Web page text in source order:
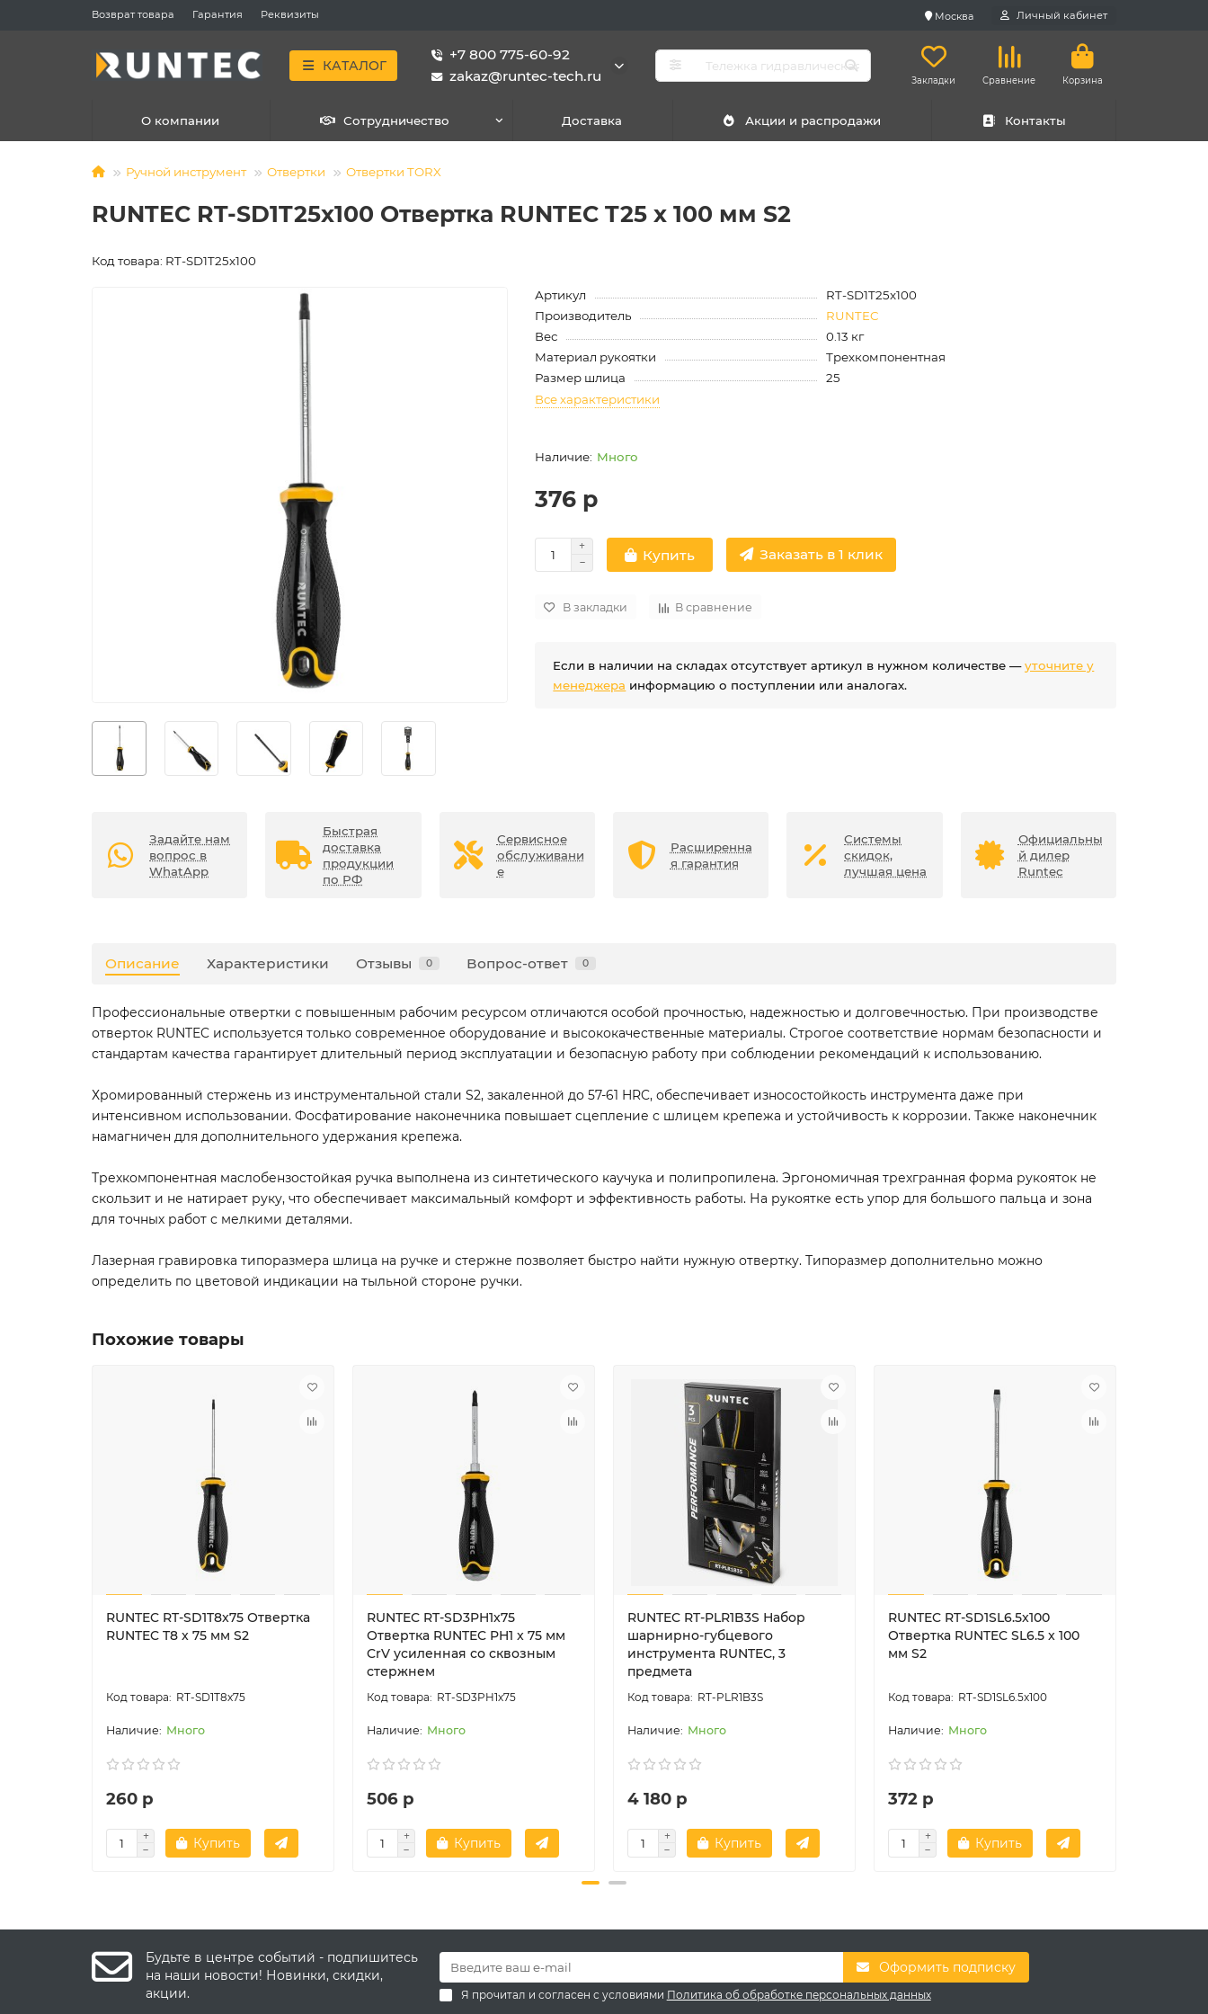
Возврат товара Гарантия Реквизиты Москва Личный кабинет
КАТАЛОГ
+7 800 775-60-92
zakaz@runtec-tech.ru
Закладки Сравнение Корзина
О компании Сотрудничество Доставка Акции и распродажи Контакты
Ручной инструмент Отвертки Отвертки TORX
RUNTEC RT-SD1T25x100 Отвертка RUNTEC T25 x 100 мм S2
Код товара: RT-SD1T25x100
Артикул
RT-SD1T25x100
Производитель
RUNTEC
Вес
0.13 кг
Материал рукоятки
Трехкомпонентная
Размер шлица
25
Все характеристики
Много
376 р
Купить Заказать в 1 клик
В закладки В сравнение
Если в наличии на складах отсутствует артикул в нужном количестве —уточните у
менеджера информацию о поступлении или аналогах.
Задайте нам
вопрос в
WhatApp
Быстрая
доставка
продукции
по РФ
Сервисное
обслуживани
е
Расширенна
я гарантия
Системы
скидок,
лучшая цена
Официальны
й дилер
Runtec
Описание Характеристики Отзывы 0 Вопрос-ответ 0
Профессиональные отвертки с повышенным рабочим ресурсом отличаются особой прочностью, надежностью и долговечностью. При производстве
отверток RUNTEC используется только современное оборудование и высококачественные материалы. Строгое соответствие нормам безопасности и
стандартам качества гарантирует длительный период эксплуатации и безопасную работу при соблюдении рекомендаций к использованию.
Хромированный стержень из инструментальной стали S2, закаленной до 57-61 HRC, обеспечивает износостойкость инструмента даже при
интенсивном использовании. Фосфатирование наконечника повышает сцепление с шлицем крепежа и устойчивость к коррозии. Также наконечник
намагничен для дополнительного удержания крепежа.
Трехкомпонентная маслобензостойкая ручка выполнена из синтетического каучука и полипропилена. Эргономичная трехгранная форма рукояток не
скользит и не натирает руку, что обеспечивает максимальный комфорт и эффективность работы. На рукоятке есть упор для большого пальца и зона
для точных работ с мелкими деталями.
Лазерная гравировка типоразмера шлица на ручке и стержне позволяет быстро найти нужную отвертку. Типоразмер дополнительно можно
определить по цветовой индикации на тыльной стороне ручки.
Похожие товары
RUNTEC RT-SD1T8x75 Отвертка
RUNTEC T8 x 75 мм S2
RT-SD1T8x75
Много
260 р
Купить
RUNTEC RT-SD3PH1x75
Отвертка RUNTEC PH1 x 75 мм
CrV усиленная со сквозным
стержнем
RT-SD3PH1x75
Много
506 р
Купить
RUNTEC RT-PLR1B3S Набор
шарнирно-губцевого
инструмента RUNTEC, 3
предмета
RT-PLR1B3S
Много
4 180 р
Купить
RUNTEC RT-SD1SL6.5x100
Отвертка RUNTEC SL6.5 x 100
мм S2
RT-SD1SL6.5x100
Много
372 р
Купить
Будьте в центре событий - подпишитесь
на наши новости! Новинки, скидки,
акции.
Оформить подписку
Я прочитал и согласен с условиями Политика об обработке персональных данных